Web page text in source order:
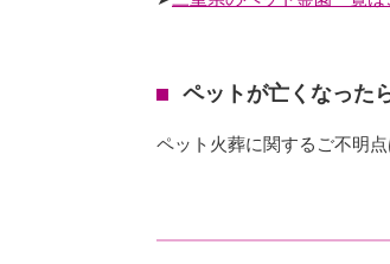
ペットが亡くなった
ペット火葬に関するご不明